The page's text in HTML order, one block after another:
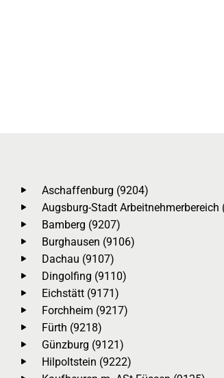
Aschaffenburg (9204)
Augsburg-Stadt Arbeitnehmerbereich
Bamberg (9207)
Burghausen (9106)
Dachau (9107)
Dingolfing (9110)
Eichstätt (9171)
Forchheim (9217)
Fürth (9218)
Günzburg (9121)
Hilpoltstein (9222)